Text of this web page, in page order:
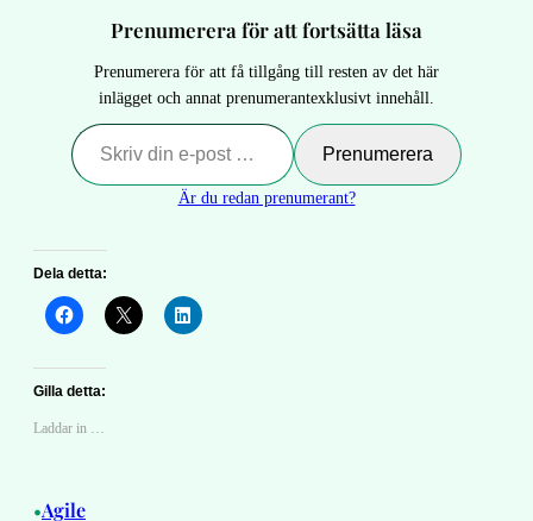
Prenumerera för att fortsätta läsa
Prenumerera för att få tillgång till resten av det här
inlägget och annat prenumerantexklusivt innehåll.
Prenumerera
Är du redan prenumerant?
Dela detta:
Gilla detta:
Laddar in …
•Agile